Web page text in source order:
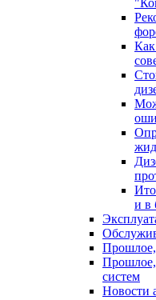
и в
Прошлое,
Прошлое,
систем
Новости